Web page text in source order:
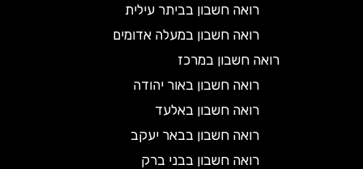
רואה חשבון בביתר עילית
רואה חשבון במעלה אדומים
רואה חשבון במרכז
רואה חשבון באור יהודה
רואה חשבון באלעד
רואה חשבון בבאר יעקב
רואה חשבון בבני ברק